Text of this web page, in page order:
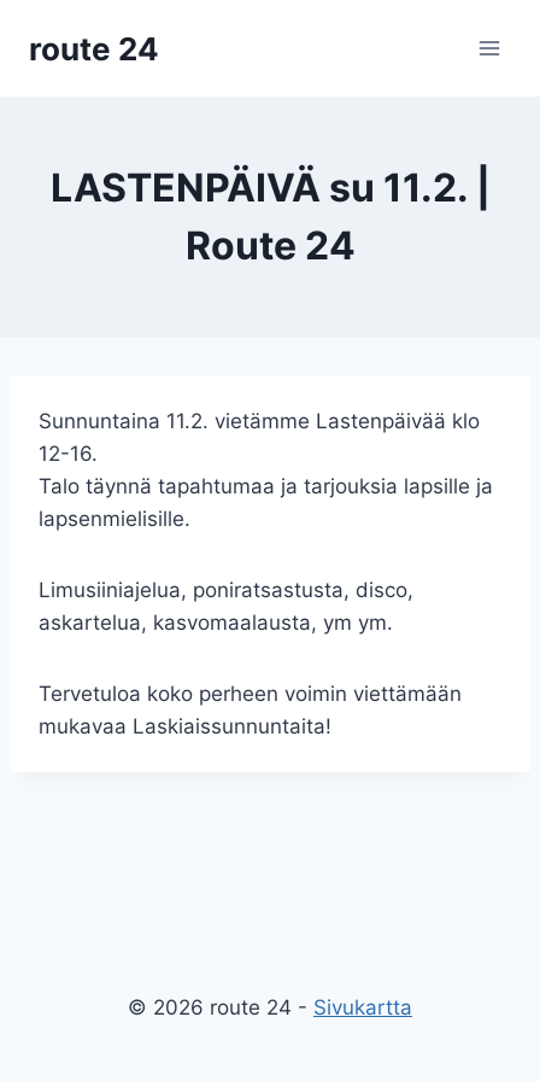
sisältöön
route 24
LASTENPÄIVÄ su 11.2. |
Route 24
Sunnuntaina 11.2. vietämme Lastenpäivää klo
12-16.
Talo täynnä tapahtumaa ja tarjouksia lapsille ja
lapsenmielisille.
Limusiiniajelua, poniratsastusta, disco,
askartelua, kasvomaalausta, ym ym.
Tervetuloa koko perheen voimin viettämään
mukavaa Laskiaissunnuntaita!
© 2026 route 24 - Sivukartta